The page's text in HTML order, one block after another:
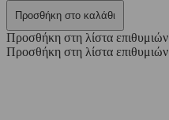
mint
quantity
Προσθήκη στο καλάθι
Προσθήκη στη λίστα επιθυμιών
Προσθήκη στη λίστα επιθυμιών